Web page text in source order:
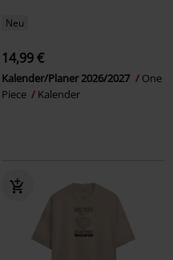
Neu
14,99 €
Kalender/Planer 2026/2027
One
Piece
Kalender